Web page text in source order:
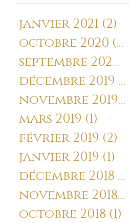
janvier 2021 (2)
octobre 2020 (2)
septembre 2020
décembre 2019 (1)
novembre 2019(2)
mars 2019 (1)
février 2019 (2)
janvier 2019 (1)
décembre 2018 (4)
novembre 2018(2)
octobre 2018 (1)